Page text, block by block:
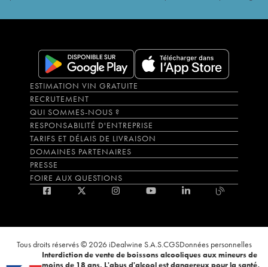
ESTIMATION VIN GRATUITE
RECRUTEMENT
QUI SOMMES-NOUS ?
RESPONSABILITÉ D'ENTREPRISE
TARIFS ET DÉLAIS DE LIVRAISON
DOMAINES PARTENAIRES
PRESSE
FOIRE AUX QUESTIONS
Tous droits réservés © 2026 iDealwine S.A.S.CGSDonnées personnelles
Interdiction de vente de boissons alcooliques aux mineurs de
moins de 18 ans. L'abus d'alcool est dangereux pour la santé,